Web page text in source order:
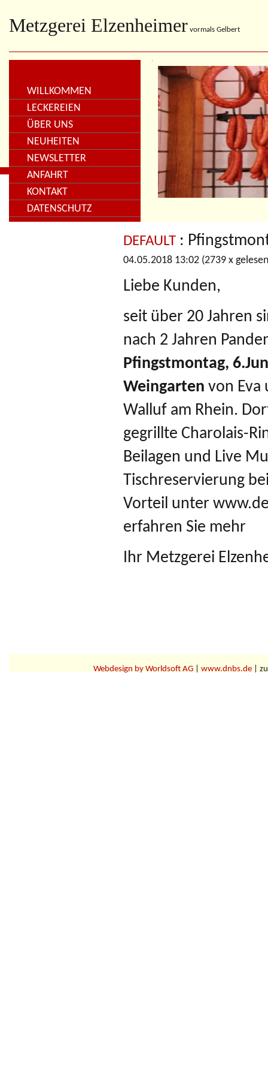
Metzgerei Elzenheimer vormals Gelbert
WILLKOMMEN
LECKEREIEN
ÜBER UNS
NEUHEITEN
NEWSLETTER
ANFAHRT
KONTAKT
DATENSCHUTZ
DEFAULT :
04.05.2018 13:02 (2739 x gelesen
Liebe Kunden,
seit über 20 Jahren
nach 2 Jahren
Pfingstmontag,
Weingarten von Eva
Walluf am Rhein.
gegrillte Charolais-
Beilagen und Live
Tischreservierung
Vorteil unter
erfahren Sie mehr
Ihr Metzgerei
Webdesign by Worldsoft AG| www.dnbs.de|